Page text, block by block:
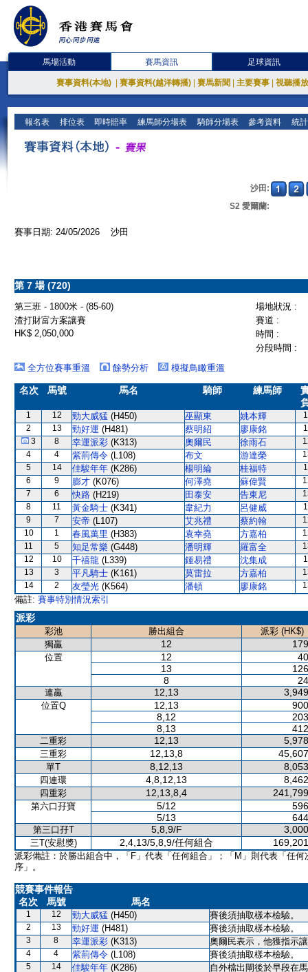
馬場活動 賽馬資訊 足球資訊
賽事資料(本地) 賽事資料(越洋轉播) 賽馬新聞 主要賽事 視聽播
報名表 排位表 即時賠率 練馬師分場表 騎師分場表 參考資料 統
沙田:
S2 愛爾蘭:
賽事日期: 24/05/2026 沙田
第 7 場 (720)
第三班 - 1800米 - (85-60)
場地狀況 :
渣打財富方案讓賽
賽道 :
HK$ 2,050,000
時間 :
分段時間 :
全方位賽事重溫
餘勢分析 模擬鳥瞰重溫
名次 馬號 馬名 騎師 練馬師
1 12 勁大威猛 (H450) 巫顯東 姚本輝
2
13 勁好運 (H481) 蔡明紹 廖康銘
3
8 幸運派彩 (K313) 奧爾民 徐雨石
4
4 紫荊傳令 (L108) 布文 游達榮
5
14 佳駿年年 (K286) 楊明綸 桂福特
6
9 膨才 (K076) 何澤堯 蘇偉賢
7
6 快路 (H219) 田泰安 告東尼
8
11 黃金騎士 (K341) 韋紀力 呂健威
9
7 安帝 (L107) 艾兆禮 蔡約翰
10
1 春風萬里 (H383) 袁幸堯 方嘉柏
11
5 知足常樂 (G448) 潘明輝 羅富全
12
10 千禧龍 (L339) 鍾易禮 沈集成
13
3 平凡騎士 (K161) 莫雷拉 方嘉柏
14
2 友瑩光 (K564) 潘頓 廖康銘
備註: 賽事特別情況索引
派彩
彩池 勝出組合
派彩 (HK$)
獨贏
12
位置 12
13
8
連贏 12,13
位置Q 12,13
8,12
8,13
二重彩 12,13
三重彩 12,13,8
單T 8,12,13
四連環 4,8,12,13
四重彩 12,13,8,4
第六口孖寶 5/12
5/13
第三口孖T 5,8,9/F
三T(安慰獎) 2,4,13/5,8,9/任何組合
派彩備註：於勝出組合中，「F」代表「任何組合」；「M」則代表「任何
序」。
競賽事件報告
名次
馬號 馬名
1 12 勁大威猛 (H450) 賽後須抽取樣本檢驗。
2 13 勁好運 (H481) 賽後須抽取樣本檢驗。
3 8 幸運派彩 (K313) 奧爾民表示，他獲指示
4 4 紫荊傳令 (L108) 賽後須抽取樣本檢驗。
5 14 佳駿年年 (K286) 自外檔出閘後於早段在